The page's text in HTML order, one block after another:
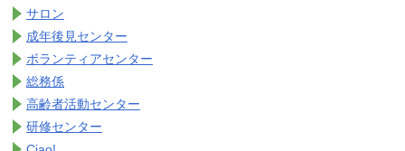
サロン
成年後見センター
ボランティアセンター
総務係
高齢者活動センター
研修センター